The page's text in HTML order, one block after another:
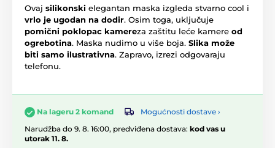
Ovaj silikonski elegantan maska izgleda stvarno cool i
vrlo je ugodan na dodir. Osim toga, uključuje
pomični poklopac kamereza zaštitu leće kamere od
ogrebotina. Maska nudimo u više boja. Slika može
biti samo ilustrativna. Zapravo, izrezi odgovaraju
telefonu.
Na lageru 2 komand
Mogućnosti dostave ›
Narudžba do 9. 8. 16:00, predviđena dostava: kod vas u
utorak 11. 8.